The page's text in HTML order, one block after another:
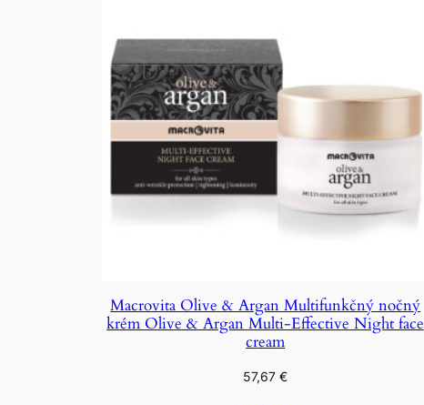
Macrovita Olive & Argan Multifunkčný nočný
krém Olive & Argan Multi-Effective Night face
cream
57,67€